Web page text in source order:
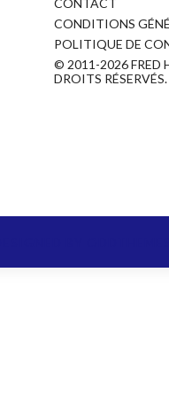
CONDITIONS
POLITIQUE DE
© 2011-2026 FRED
DROITS RÉSERVÉS.